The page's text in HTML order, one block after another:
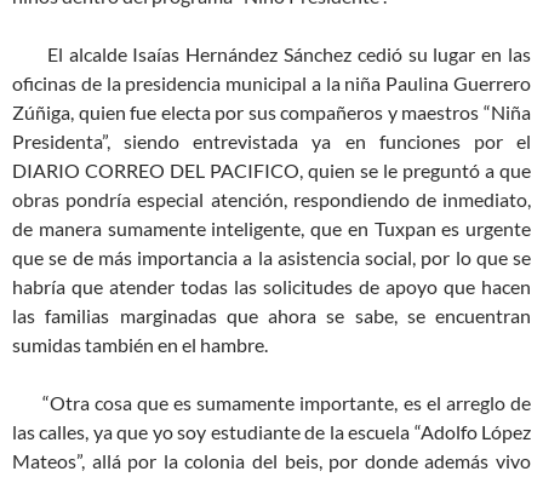
El alcalde Isaías Hernández Sánchez cedió su lugar en las
oficinas de la presidencia municipal a la niña Paulina Guerrero
Zúñiga, quien fue electa por sus compañeros y maestros “Niña
Presidenta”, siendo entrevistada ya en funciones por el
DIARIO CORREO DEL PACIFICO, quien se le preguntó a que
obras pondría especial atención, respondiendo de inmediato,
de manera sumamente inteligente, que en Tuxpan es urgente
que se de más importancia a la asistencia social, por lo que se
habría que atender todas las solicitudes de apoyo que hacen
las familias marginadas que ahora se sabe, se encuentran
sumidas también en el hambre.
“Otra cosa que es sumamente importante, es el arreglo de
las calles, ya que yo soy estudiante de la escuela “Adolfo López
Mateos”, allá por la colonia del beis, por donde además vivo